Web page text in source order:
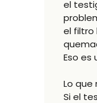
el
el filtro
Eso es
Lo que
Si el